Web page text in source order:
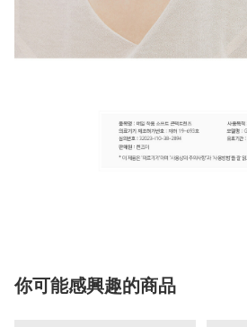
你可能感興趣的商品